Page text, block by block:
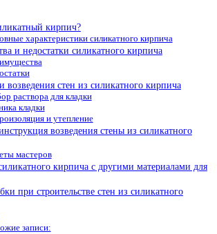
кирпич?
характеристики силикатного кирпича
и недостатки силикатного кирпича
возведения стен из силикатного кирпича
раствора для кладки
кладки
и утепление
возведения стены из силикатного
мастеров
кирпича с другими материалами для
при строительстве стен из силикатного
записи: